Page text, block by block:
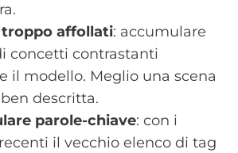
affollati: accumulare
concetti contrastanti
il modello. Meglio una scena
descritta.
parole-chiave: con i
il vecchio elenco di tag